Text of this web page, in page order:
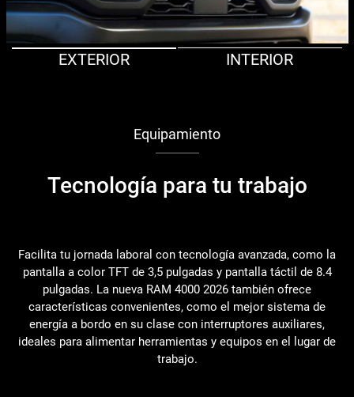
EXTERIOR INTERIOR
Equipamiento
Tecnología para tu trabajo
Facilita tu jornada laboral con tecnología avanzada, como la
pantalla a color TFT de 3,5 pulgadas y pantalla táctil de 8.4
pulgadas. La nueva RAM 4000 2026 también ofrece
características convenientes, como el mejor sistema de
energía a bordo en su clase con interruptores auxiliares,
ideales para alimentar herramientas y equipos en el lugar de
trabajo.